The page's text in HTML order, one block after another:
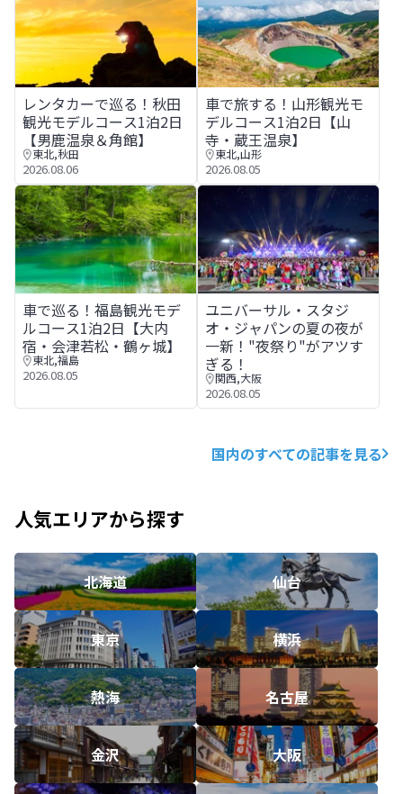
レンタカーで巡る！秋田観光モデルコース1泊2日【男鹿温
レンタカーで巡る！秋田
観光モデルコース1泊2日
【男鹿温泉＆角館】
東北,秋田
2026.08.06
車で旅する！山形観光モデル
車で旅する！山形観光モ
デルコース1泊2日【山
寺・蔵王温泉】
東北,山形
2026.08.05
車で巡る！福島観光モデルコース1泊2日【大内宿・会津若
車で巡る！福島観光モデ
ルコース1泊2日【大内
宿・会津若松・鶴ヶ城】
東北,福島
2026.08.05
ユニバーサル・スタジオ・ジ
ユニバーサル・スタジ
オ・ジャパンの夏の夜が
一新！"夜祭り"がアツす
ぎる！
関西,大阪
2026.08.05
国内のすべての記事を見る
人気エリアから探す
北海道 仙台
東京 横浜
熱海 名古屋
金沢 大阪